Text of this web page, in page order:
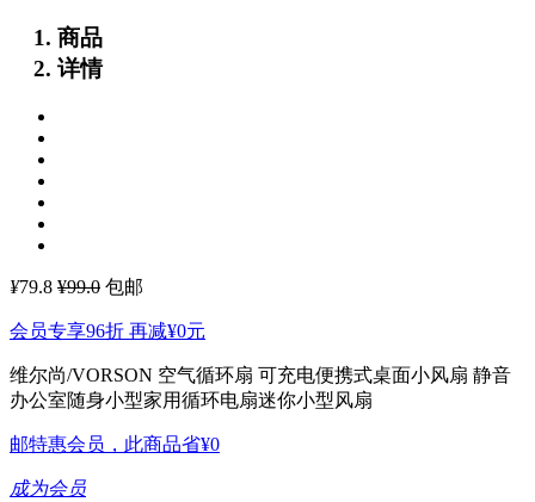
商品
详情
¥79.8 ¥99.0 包邮
会员专享96折 再减¥0元
维尔尚/VORSON 空气循环扇 可充电便携式桌面小风扇 静音
办公室随身小型家用循环电扇迷你小型风扇
邮特惠会员，此商品省¥0
成为会员